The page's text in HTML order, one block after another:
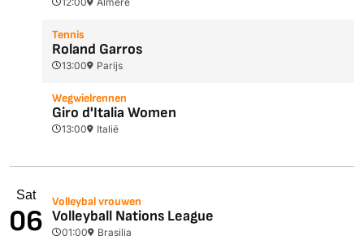
Tennis
Roland Garros
13:00 Parijs
Wegwielrennen
Giro d'Italia Women
13:00 Italië
Sat
06
Volleybal vrouwen
Volleyball Nations League
01:00 Brasilia